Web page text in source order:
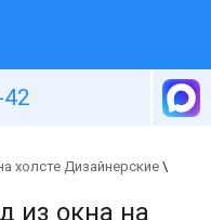
холсте Дизайнерские \
из окна на